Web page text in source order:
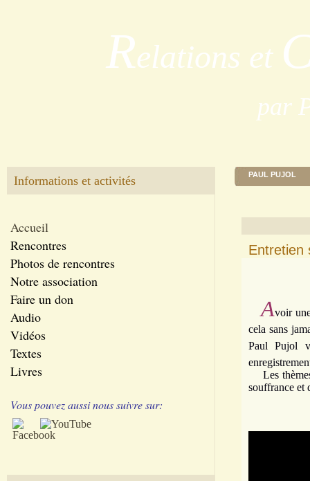
Relations et
par
Informations et activités
Accueil
Rencontres
Photos de rencontres
Notre association
Faire un don
Audio
Vidéos
Textes
Livres
Vous pouvez aussi nous suivre sur:
PAUL PUJOL
Entretien
Avoir
cela sans
Paul Pujol
Les
souffrance et